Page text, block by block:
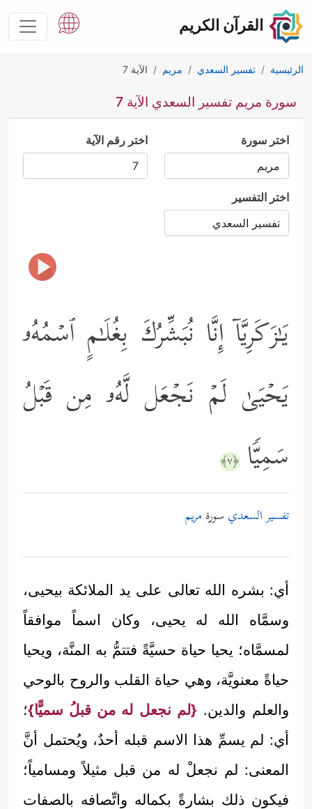
القرآن الكريم
الرئيسية تفسير السعدي مريم الآية 7
سورة مريم تفسير السعدي الآية 7
اختر سورة اختر رقم الآية
اختر التفسير
یَـٰزَكَرِیَّاۤ إِنَّا نُبَشِّرُكَ بِغُلَـٰمٍ ٱسۡمُهُۥ
یَحۡیَىٰ لَمۡ نَجۡعَل لَّهُۥ مِن قَبۡلُ
سَمِیࣰّا ﴿٧﴾
تفسير السعدي سورة مريم
أي: بشره الله تعالى على يد الملائكة بيحيى،
وسمَّاه الله له يحيى، وكان اسماً موافقاً
لمسمَّاه؛ يحيا حياة حسيَّةً فتتمُّ به المنَّة، ويحيا
حياةً معنويَّة، وهي حياة القلب والروح بالوحي
والعلم والدين. {لم نجعل له من قبلُ سميًّا}؛
أي: لم يسمِّ هذا الاسم قبله أحدٌ، ويُحتمل أنَّ
المعنى: لم نجعلْ له من قبل مثيلاً ومسامياً؛
فيكون ذلك بشارةً بكماله واتِّصافه بالصفات